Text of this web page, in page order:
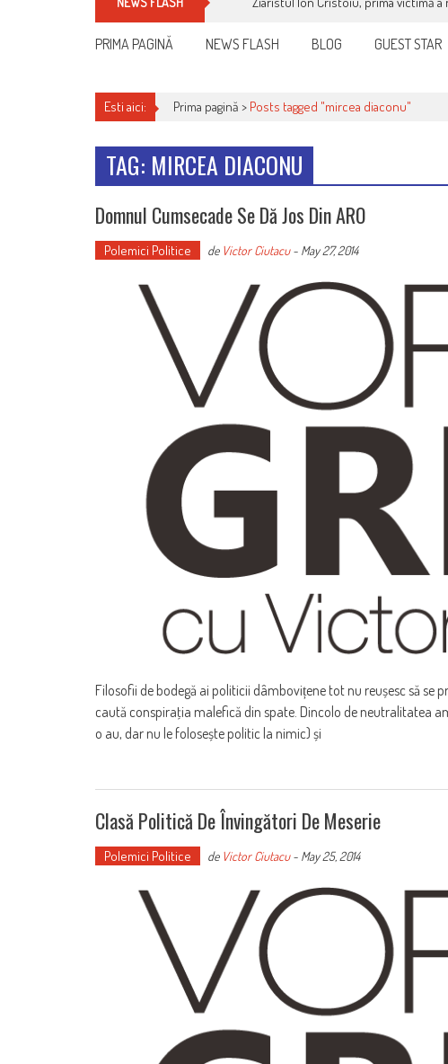
PRIMA PAGINĂ NEWS FLASH BLOG GUEST STAR
Esti aici: Prima pagină > Posts tagged "mircea diaconu"
TAG: MIRCEA DIACONU
Domnul Cumsecade Se Dă Jos Din ARO
Polemici Politice de Victor Ciutacu- May 27, 2014
Filosofii de bodegă ai politicii dâmbovițene tot nu reușesc să se
caută conspiraţia malefică din spate. Dincolo de neutralitatea
o au, dar nu le folosește politic la nimic) și
Clasă Politică De Învingători De Meserie
Polemici Politice de Victor Ciutacu- May 25, 2014